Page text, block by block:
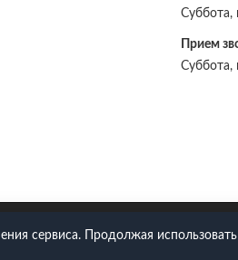
Суббота,
Прием
Суббота,
сервиса. Продолжая